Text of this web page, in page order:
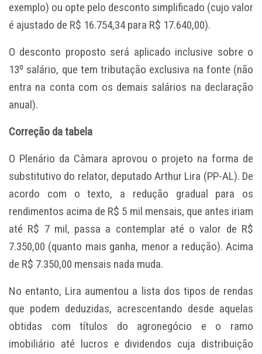
exemplo) ou opte pelo desconto simplificado (cujo valor
é ajustado de R$ 16.754,34 para R$ 17.640,00).
O desconto proposto será aplicado inclusive sobre o
13º salário, que tem tributação exclusiva na fonte (não
entra na conta com os demais salários na declaração
anual).
Correção da tabela
O Plenário da Câmara aprovou o projeto na forma de
substitutivo do relator, deputado Arthur Lira (PP-AL). De
acordo com o texto, a redução gradual para os
rendimentos acima de R$ 5 mil mensais, que antes iriam
até R$ 7 mil, passa a contemplar até o valor de R$
7.350,00 (quanto mais ganha, menor a redução). Acima
de R$ 7.350,00 mensais nada muda.
No entanto, Lira aumentou a lista dos tipos de rendas
que podem deduzidas, acrescentando desde aquelas
obtidas com títulos do agronegócio e o ramo
imobiliário até lucros e dividendos cuja distribuição